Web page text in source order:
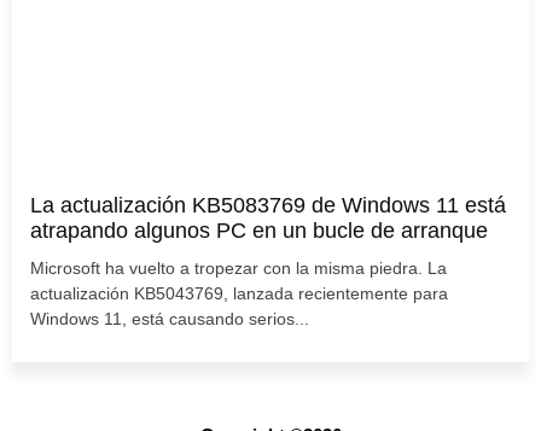
La actualización KB5083769 de Windows 11 está
atrapando algunos PC en un bucle de arranque
Microsoft ha vuelto a tropezar con la misma piedra. La
actualización KB5043769, lanzada recientemente para
Windows 11, está causando serios...